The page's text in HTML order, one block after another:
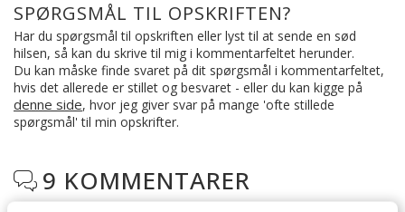
SPØRGSMÅL TIL OPSKRIFTEN?
Har du spørgsmål til opskriften eller lyst til at sende en sød
hilsen, så kan du skrive til mig i kommentarfeltet herunder.
Du kan måske finde svaret på dit spørgsmål i kommentarfeltet,
hvis det allerede er stillet og besvaret - eller du kan kigge på
denne side, hvor jeg giver svar på mange 'ofte stillede
spørgsmål' til min opskrifter.
 9 KOMMENTARER